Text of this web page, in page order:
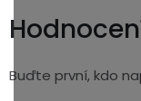
Buďte první, kdo